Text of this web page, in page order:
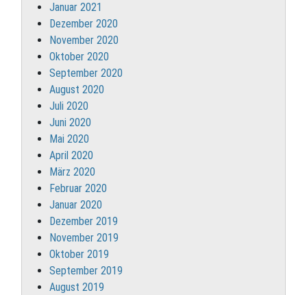
Januar 2021
Dezember 2020
November 2020
Oktober 2020
September 2020
August 2020
Juli 2020
Juni 2020
Mai 2020
April 2020
März 2020
Februar 2020
Januar 2020
Dezember 2019
November 2019
Oktober 2019
September 2019
August 2019